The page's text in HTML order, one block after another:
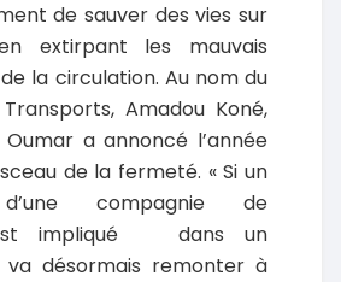
de sauver des vies sur
extirpant les mauvais
la circulation. Au nom du
Amadou Koné,
a annoncé l’année
de la fermeté. « Si un
compagnie de
impliqué dans un
va désormais remonter à